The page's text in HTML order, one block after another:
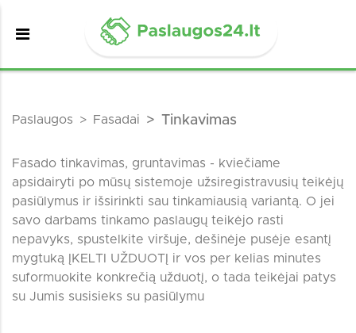
Paslaugos Fasadai Tinkavimas
Fasado tinkavimas, gruntavimas - kviečiame
apsidairyti po mūsų sistemoje užsiregistravusių teikėjų
pasiūlymus ir išsirinkti sau tinkamiausią variantą. O jei
savo darbams tinkamo paslaugų teikėjo rasti
nepavyks, spustelkite viršuje, dešinėje pusėje esantį
mygtuką ĮKELTI UŽDUOTĮ ir vos per kelias minutes
suformuokite konkrečią užduotį, o tada teikėjai patys
su Jumis susisieks su pasiūlymu